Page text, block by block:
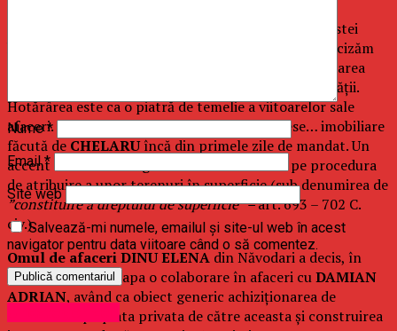
. Nu reproducem întocmai titlul acestei
hotărâri, fiind prea lung și prea alambicat. Însă, precizăm
că se referă la stabilirea unor reguli pentru înstrăinarea
terenurilor din domeniului public și privat al localității.
Hotărârea este ca o piatră de temelie a viitoarelor sale
afaceri. Și, totodată, ca o declarație de interese… imobiliare
făcută de CHELARUîncă din primele zile de mandat. Un
accent deosebit în regulamentul votat cade pe procedura
de atribuire a unor terenuri în superficie (sub denumirea de
”constituire a dreptului de superficie” –art. 693 – 702 C.
civ.).
Omul de afaceri DINU ELENA din Năvodari a decis, în
anul 2015, să înceapa o colaborare în afaceri cuDAMIAN
ADRIAN, având ca obiect generic achiziționarea de
terenuri de pe piata privata de către aceasta și construirea
Nume*
Email*
Site web
Salvează-mi numele, emailul și site-ul web în acest
navigator pentru data viitoare când o să comentez.